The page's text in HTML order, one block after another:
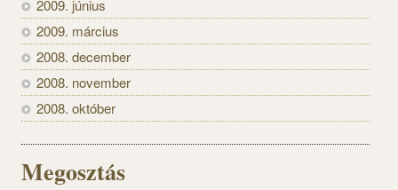
2009. június
2009. március
2008. december
2008. november
2008. október
Megosztás